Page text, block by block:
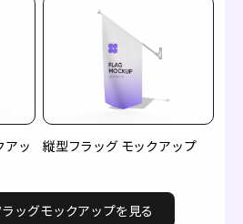
アッ
縦型フラッグ モックアップ
ッグモックアップを見る